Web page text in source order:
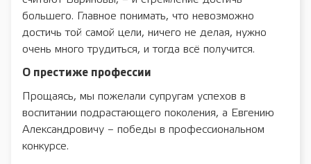
большего. Главное понимать, что невозможно
достичь той самой цели, ничего не делая, нужно
очень много трудиться, и тогда всё получится.
О престиже профессии
Прощаясь, мы пожелали супругам успехов в
воспитании подрастающего поколения, а Евгению
Александровичу – победы в профессиональном
конкурсе.